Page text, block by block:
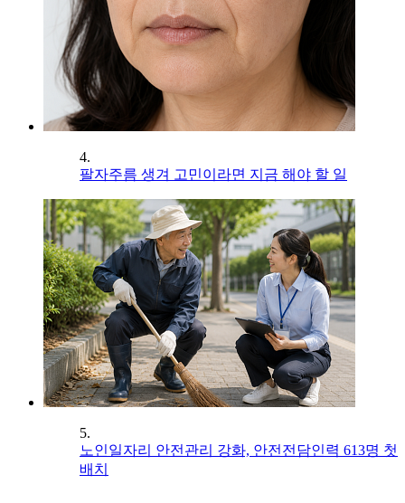
4.
팔자주름 생겨 고민이라면 지금 해야 할 일
5.
노인일자리 안전관리 강화, 안전전담인력 613명 첫
배치